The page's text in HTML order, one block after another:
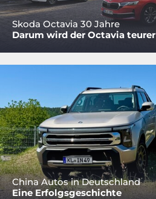
Skoda Octavia 30 Jahre
Darum wird der Octavia teurer
China Autos in Deutschland
Eine Erfolgsgeschichte